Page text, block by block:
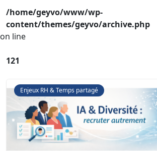
/home/geyvo/www/wp-
content/themes/geyvo/archive.php
on line
121
Enjeux RH & Temps partagé